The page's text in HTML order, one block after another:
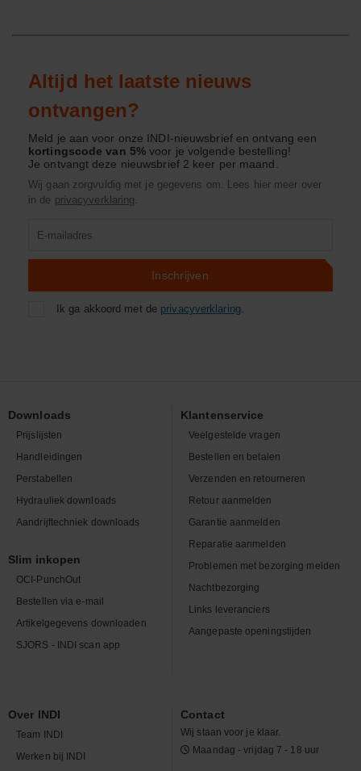
Altijd het laatste nieuws
ontvangen?
Meld je aan voor onze INDI-nieuwsbrief en ontvang een
kortingscode van 5%voor je volgende bestelling!
Je ontvangt deze nieuwsbrief 2 keer per maand.
Wij gaan zorgvuldig met je gegevens om. Lees hier meer over
in de privacyverklaring.
Inschrijven
Ik ga akkoord met de privacyverklaring.
Downloads
Prijslijsten
Handleidingen
Perstabellen
Hydrauliek downloads
Aandrijftechniek downloads
Slim inkopen
OCI-PunchOut
Bestellen via e-mail
Artikelgegevens downloaden
SJORS - INDI scan app
Klantenservice
Veelgestelde vragen
Bestellen en betalen
Verzenden en retourneren
Retour aanmelden
Garantie aanmelden
Reparatie aanmelden
Problemen met bezorging melden
Nachtbezorging
Links leveranciers
Aangepaste openingstijden
Over INDI
Team INDI
Werken bij INDI
Contact
Wij staan voor je klaar.
Maandag - vrijdag 7 - 18 uur